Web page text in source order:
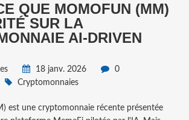
QUE MOMOFUN (MM)
SUR LA
AI-DRIVEN
18 janv. 2026
0
Cryptomonnaies
est une cryptomonnaie récente présentée